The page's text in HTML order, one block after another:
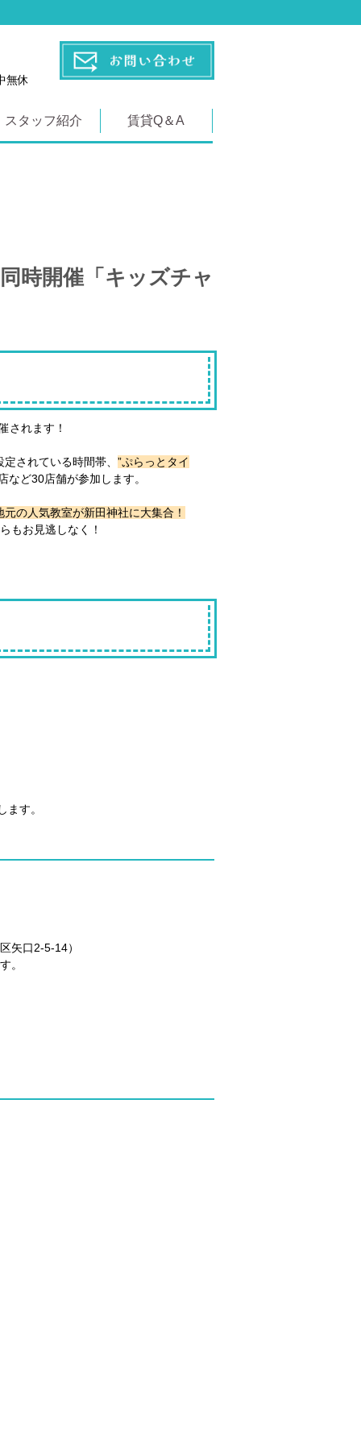
無休
スタッフ紹介 賃貸Q＆A
時開催「キッズチャ
されます！
されている時間帯、 ”ぷらっとタイ
など30店舗が参加します。
元の人気教室が新田神社に大集合！
もお見逃しなく！
す。
矢口2-5-14）
。